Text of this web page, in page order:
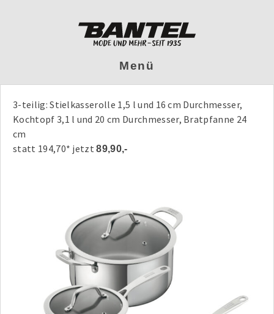
Menü
3-teilig: Stielkasserolle 1,5 l und 16 cm Durchmesser,
Kochtopf 3,1 l und 20 cm Durchmesser, Bratpfanne 24
cm
statt 194,70* jetzt89,90,-